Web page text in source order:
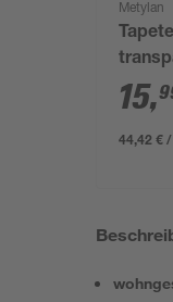
Metylan
15,
44,42 €